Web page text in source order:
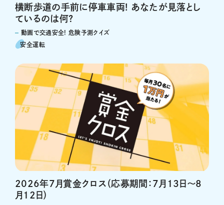
横断歩道の手前に停車車両! あなたが見落とし
ているのは何?
動画で交通安全! 危険予測クイズ
安全運転
2026年7月賞金クロス（応募期間：7月13日～8
月12日）